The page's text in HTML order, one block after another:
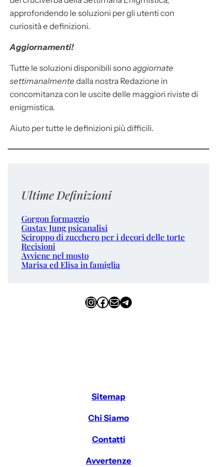
approfondendo le soluzioni per gli utenti con
curiosità e definizioni.
Aggiornamenti!
Tutte le soluzioni disponibili sonoaggiornate
settimanalmente dalla nostra Redazione in
concomitanza con le uscite delle maggiori riviste di
enigmistica.
Aiuto per tutte le definizioni più difficili.
Ultime Definizioni
Gorgon formaggio
Gustav Jung psicanalisi
Sciroppo di zucchero per i decori delle torte
Recisioni
Avviene nel mosto
Marisa ed Elisa in famiglia
InstagramFacebook Email Telegram
Sitemap
Chi Siamo
Contatti
Avvertenze